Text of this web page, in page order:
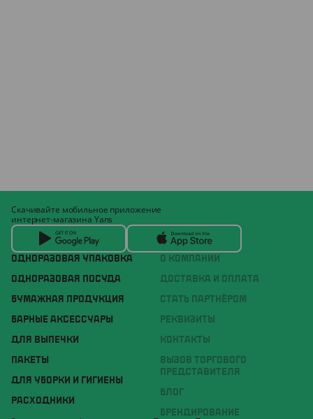
ОДНОРАЗОВАЯ УПАКОВКА
ОДНОРАЗОВАЯ ПОСУДА
БУМАЖНАЯ ПРОДУКЦИЯ
БАРНЫЕ АКСЕССУАРЫ
ДЛЯ ВЫПЕЧКИ
ПАКЕТЫ
ДЛЯ УБОРКИ И ГИГИЕНЫ
РАСХОДНИКИ
О КОМПАНИИ
ДОСТАВКА И ОПЛАТА
СТАТЬ ПАРТНЁРОМ
РЕКВИЗИТЫ
КОНТАКТЫ
ВЫЗОВ ТОРГОВОГО
ПРЕДСТАВИТЕЛЯ
БЛОГ
БРЕНДИРОВАНИЕ
Скачивайте мобильное приложение
интернет-магазина Yans